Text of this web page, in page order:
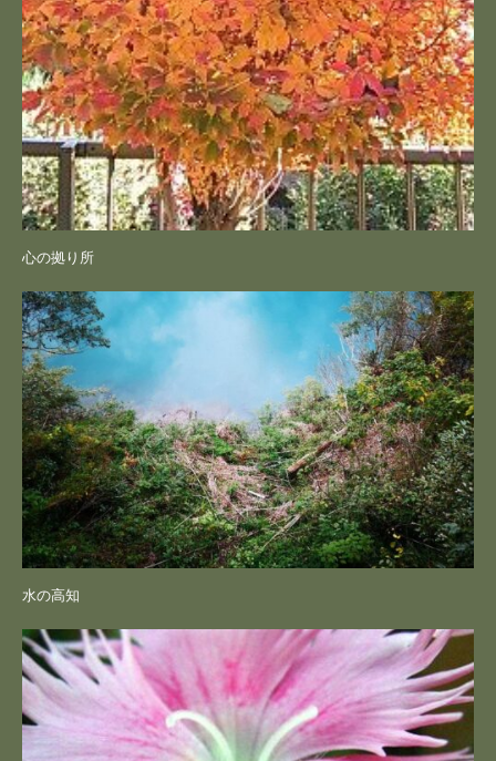
心の拠り所
水の高知